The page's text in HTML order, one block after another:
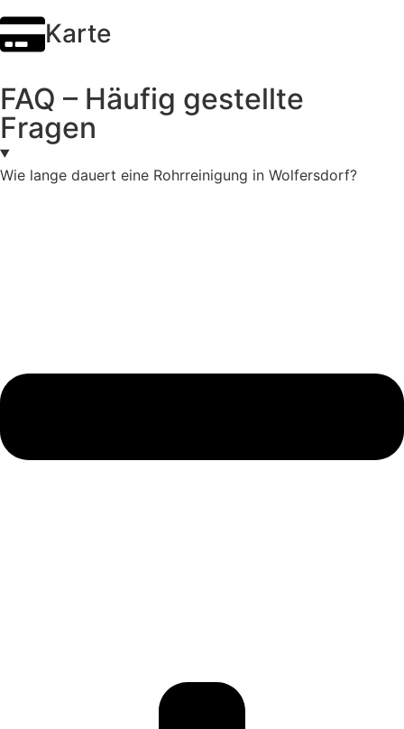
Karte
FAQ – Häufig gestellte
Fragen
Wie lange dauert eine Rohrreinigung in Wolfersdorf?